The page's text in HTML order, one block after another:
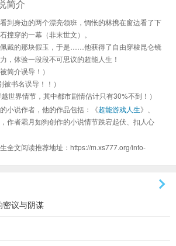
简介
到身边的两个漂亮领班，惆怅的林携在窗边看了下
撞穿的一幕（非末世文）。
戴的那块假玉，于是……他获得了自由穿梭昆仑镜
，体验一段段不可思议的超能人生！
简介误导！）
被书名误导！！）
世界情节，其中都市剧情估计只有30%不到！）
小说作者，他的作品包括：《超能游戏人生》、
作者霜月如狗创作的小说情节跌宕起伏、扣人心
全文阅读推荐地址：https://m.xs777.org/info-
密议与阴谋